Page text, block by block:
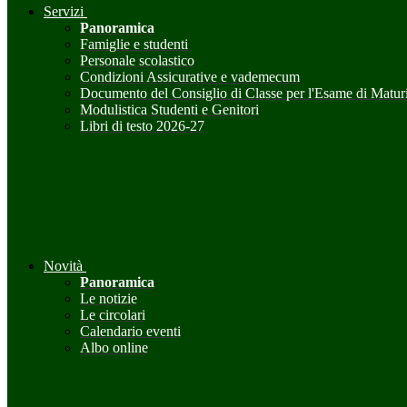
Servizi
Panoramica
Famiglie e studenti
Personale scolastico
Condizioni Assicurative e vademecum
Documento del Consiglio di Classe per l'Esame di
Modulistica Studenti e Genitori
Libri di testo 2026-27
Novità
Panoramica
Le notizie
Le circolari
Calendario eventi
Albo online